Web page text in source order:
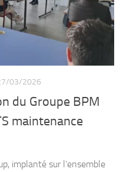
03/2026
du Groupe BPM
maintenance
implanté sur l’ensemble